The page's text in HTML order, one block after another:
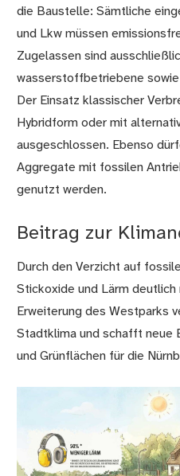
die Baustelle: Sämtliche
und Lkw müssen
Zugelassen sind
wasserstoffbetriebene
Der Einsatz klassischer
Hybridform oder mit
ausgeschlossen. Ebenso
Aggregate mit fossilen
genutzt werden.
Beitrag zur
Durch den Verzicht auf
Stickoxide und Lärm
Erweiterung des Westparks
Stadtklima und schafft neue
und Grünflächen für die